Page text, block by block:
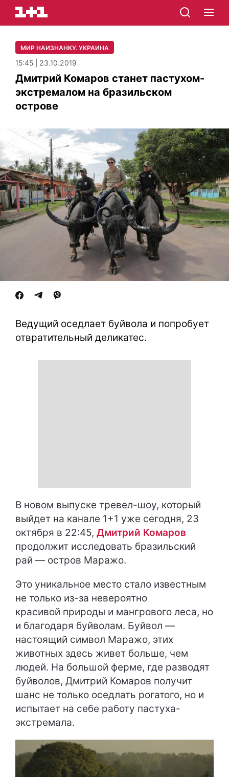
МИР НАИЗНАНКУ. УКРАИНА
15:45 | 23.10.2019
Дмитрий Комаров станет пастухом-
экстремалом на бразильском
острове
Ведущий оседлает буйвола и попробует
отвратительный деликатес.
В новом выпуске тревел-шоу, который
выйдет на канале 1+1 уже сегодня, 23
октября в 22:45, Дмитрий Комаров
продолжит исследовать бразильский
рай — остров Маражо.
Это уникальное место стало известным
не только из-за невероятно
красивой природы и мангрового леса, но
и благодаря буйволам. Буйвол —
настоящий символ Маражо, этих
животных здесь живет больше, чем
людей. На большой ферме, где разводят
буйволов, Дмитрий Комаров получит
шанс не только оседлать рогатого, но и
испытает на себе работу пастуха-
экстремала.